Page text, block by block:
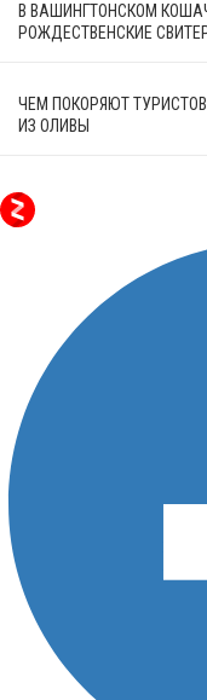
В ВАШИНГТОНСКОМ
РОЖДЕСТВЕНСКИЕ
ЧЕМ ПОКОРЯЮТ
ИЗ ОЛИВЫ